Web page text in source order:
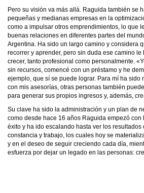
Pero su visión va más allá. Raguida también se
pequeñas y medianas empresas en la
como a impulsar otros emprendimientos, lo que
buenas relaciones en diferentes partes del
Argentina. Ha sido un largo camino y considera
recorrer y aprender, pero sin duda ese camino
crecer, tanto profesional como personalmente.
sin recursos, comencé con un préstamo y he
ejemplo, que sí se puede lograr. Para mí ha sido
con mis asesorías, otras personas también
para generar sus propios ingresos y, además,
Su clave ha sido la administración y un plan de
como desde hace 16 años Raguida empezó con
éxito y ha ido escalando hasta ver los resultados
constancia y trabajo, los cuales hoy se
y en el deseo de seguir creciendo cada día,
esfuerza por dejar un legado en las personas: